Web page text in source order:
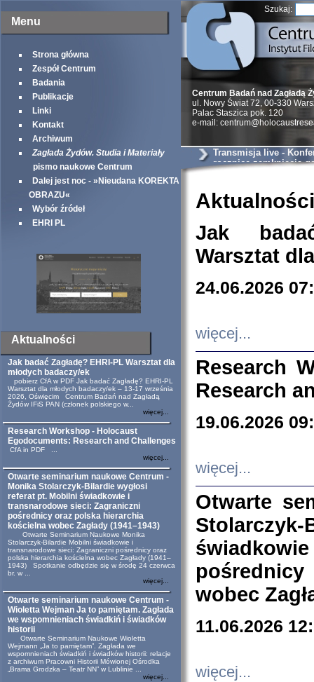
Menu
Strona główna
Zespół Centrum
Badania
Publikacje
Linki
Kontakt
Archiwum
Zagłada Żydów. Studia i Materiały
pismo naukowe Centrum
Dalej jest noc - »Nieudana KOREKTA
OBRAZU«
Wybór źródeł
EHRI PL
Aktualności
Jak badać Zagładę? EHRI-PL Warsztat dla
młodych badaczy/ek
pobierz CfA w PDF Jak badać Zagładę? EHRI-PL
Warsztat dla młodych badaczy/ek – 13-17 września
2026, Oświęcim Centrum Badań nad Zagładą
Żydów IFiS PAN (członek polskiego w...
więcej...
Research Workshop - Holocaust
Egodocuments: Research and Challenges
CfA in PDF ...
więcej...
Otwarte seminarium naukowe Centrum -
Monika Stolarczyk-Bilardie wygłosi
referat pt. Mobilni świadkowie i
transnarodowe sieci: Zagraniczni
pośrednicy oraz polska hierarchia
kościelna wobec Zagłady (1941–1943)
Otwarte Seminarium Naukowe Monika
Stolarczyk-Bilardie Mobilni świadkowie i
transnarodowe sieci: Zagraniczni pośrednicy oraz
polska hierarchia kościelna wobec Zagłady (1941–
1943) Spotkanie odbędzie się w środę 24 czerwca
br. w ...
więcej...
Otwarte seminarium naukowe Centrum -
Wioletta Wejman Ja to pamiętam. Zagłada
we wspomnieniach świadkiń i świadków
historii
Otwarte Seminarium Naukowe Wioletta
Wejmann „Ja to pamiętam”. Zagłada we
wspomnieniach świadkiń i świadków historii: relacje
z archiwum Pracowni Historii Mówionej Ośrodka
„Brama Grodzka – Teatr NN” w Lublinie ...
więcej...
Szukaj:
Centrum Badań nad Zagładą
ul. Nowy Świat 72, 00-330
Palac Staszica pok. 120
e-mail:
Transmisja live -
rocznicę zamknięcia
Aktualności
Jak
Warsztat
24.06.2026
więcej...
Research
Research
19.06.2026
więcej...
Otwarte
wobec
11.06.2026
więcej...